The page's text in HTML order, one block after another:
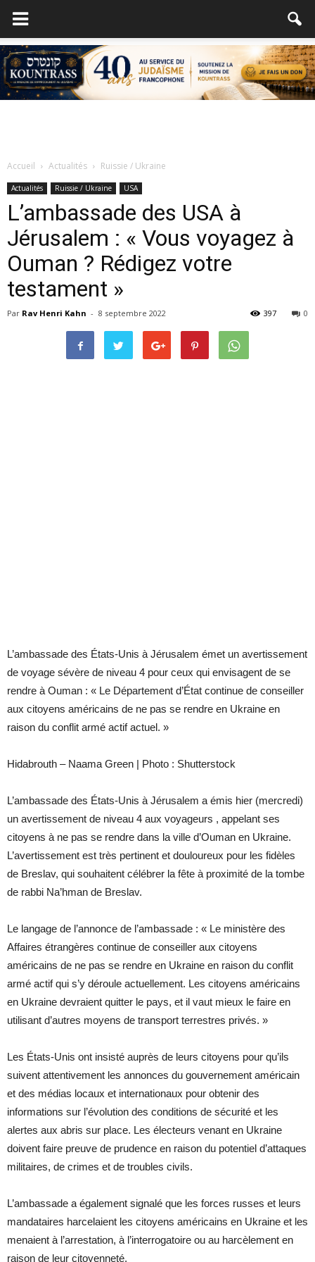
Accueil Actualités Ruissie / Ukraine
Actualités Ruissie / Ukraine USA
L’ambassade des USA à
Jérusalem : « Vous voyagez à
Ouman ? Rédigez votre
testament »
Par Rav Henri Kahn - 8 septembre 2022 0
397
L’ambassade des États-Unis à Jérusalem émet un avertissement
de voyage sévère de niveau 4 pour ceux qui envisagent de se
rendre à Ouman : « Le Département d’État continue de conseiller
aux citoyens américains de ne pas se rendre en Ukraine en
raison du conflit armé actif actuel. »
Hidabrouth – Naama Green | Photo : Shutterstock
L’ambassade des États-Unis à Jérusalem a émis hier (mercredi)
un avertissement de niveau 4 aux voyageurs , appelant ses
citoyens à ne pas se rendre dans la ville d’Ouman en Ukraine.
L’avertissement est très pertinent et douloureux pour les fidèles
de Breslav, qui souhaitent célébrer la fête à proximité de la tombe
de rabbi Na’hman de Breslav.
Le langage de l’annonce de l’ambassade : « Le ministère des
Affaires étrangères continue de conseiller aux citoyens
américains de ne pas se rendre en Ukraine en raison du conflit
armé actif qui s’y déroule actuellement. Les citoyens américains
en Ukraine devraient quitter le pays, et il vaut mieux le faire en
utilisant d’autres moyens de transport terrestres privés. »
Les États-Unis ont insisté auprès de leurs citoyens pour qu’ils
suivent attentivement les annonces du gouvernement américain
et des médias locaux et internationaux pour obtenir des
informations sur l’évolution des conditions de sécurité et les
alertes aux abris sur place. Les électeurs venant en Ukraine
doivent faire preuve de prudence en raison du potentiel d’attaques
militaires, de crimes et de troubles civils.
L’ambassade a également signalé que les forces russes et leurs
mandataires harcelaient les citoyens américains en Ukraine et les
menaient à l’arrestation, à l’interrogatoire ou au harcèlement en
raison de leur citoyenneté.